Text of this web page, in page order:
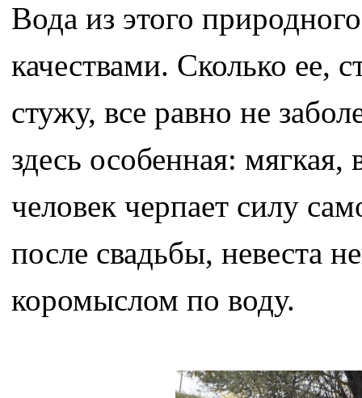
Вода из этого
качествами. Сколько
стужу, все равно не
здесь особенная:
человек черпает силу
после свадьбы, невеста
коромыслом по воду.